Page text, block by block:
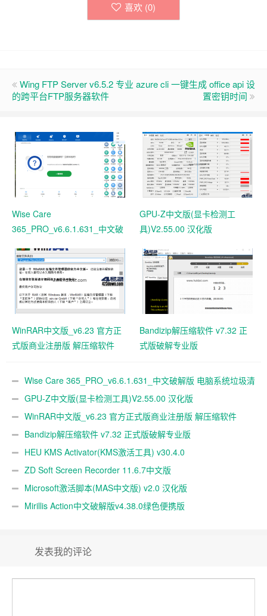
喜欢 (0)
Wing FTP Server v6.5.2 专业
的跨平台FTP服务器软件
azure cli 一键生成 office api 设
置密钥时间
Wise Care
365_PRO_v6.6.1.631_中文破
GPU-Z中文版(显卡检测工
具)V2.55.00 汉化版
WinRAR中文版_v6.23 官方正
式版商业注册版 解压缩软件
Bandizip解压缩软件 v7.32 正
式版破解专业版
Wise Care 365_PRO_v6.6.1.631_中文破解版 电脑系统垃圾清
理软件GPU-Z中文版(显卡检测工具)V2.55.00 汉化版
WinRAR中文版_v6.23 官方正式版商业注册版 解压缩软件
Bandizip解压缩软件 v7.32 正式版破解专业版
HEU KMS Activator(KMS激活工具) v30.4.0
ZD Soft Screen Recorder 11.6.7中文版
Microsoft激活脚本(MAS中文版) v2.0 汉化版
Mirillis Action中文破解版v4.38.0绿色便携版
发表我的评论